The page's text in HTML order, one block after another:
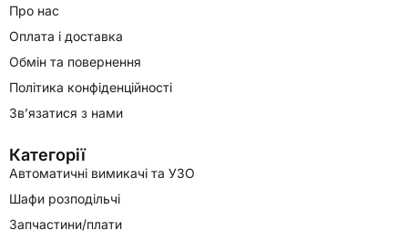
Про нас
Оплата і доставка
Обмін та повернення
Політика конфіденційності
Зв’язатися з нами
Категорії
Автоматичні вимикачі та УЗО
Шафи розподільчі
Запчастини/плати